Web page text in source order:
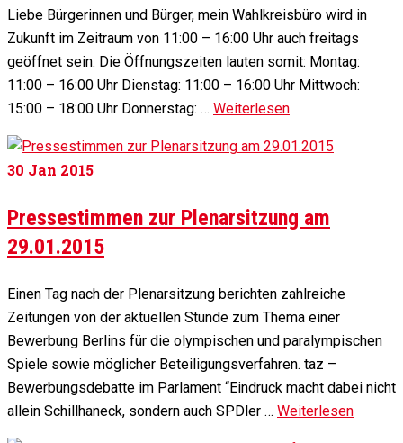
Liebe Bürgerinnen und Bürger, mein Wahlkreisbüro wird in
Zukunft im Zeitraum von 11:00 – 16:00 Uhr auch freitags
geöffnet sein. Die Öffnungszeiten lauten somit: Montag:
11:00 – 16:00 Uhr Dienstag: 11:00 – 16:00 Uhr Mittwoch:
15:00 – 18:00 Uhr Donnerstag: … Weiterlesen
30 Jan 2015
Pressestimmen zur Plenarsitzung am
29.01.2015
Einen Tag nach der Plenarsitzung berichten zahlreiche
Zeitungen von der aktuellen Stunde zum Thema einer
Bewerbung Berlins für die olympischen und paralympischen
Spiele sowie möglicher Beteiligungsverfahren. taz –
Bewerbungsdebatte im Parlament “Eindruck macht dabei nicht
allein Schillhaneck, sondern auch SPDler … Weiterlesen